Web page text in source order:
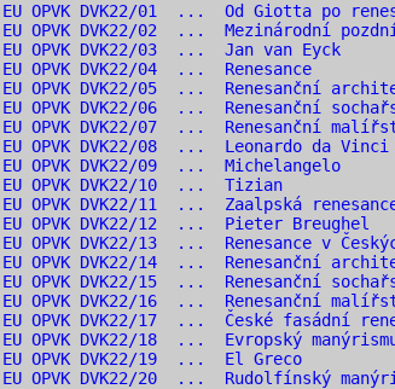
EU OPVK DVK22/01 ... Od Giotta po
EU OPVK DVK22/02 ... Mezinárodní
EU OPVK DVK22/03 ... Jan van Eyck
EU OPVK DVK22/04 ... Renesance
EU OPVK DVK22/05 ... Renesanční
EU OPVK DVK22/06 ... Renesanční
EU OPVK DVK22/07 ... Renesanční
EU OPVK DVK22/08 ... Leonardo da Vinci
EU OPVK DVK22/09 ... Michelangelo
EU OPVK DVK22/10 ... Tizian
EU OPVK DVK22/11 ... Zaalpská
EU OPVK DVK22/12 ... Pieter Breughel
EU OPVK DVK22/13 ... Renesance v
EU OPVK DVK22/14 ... Renesanční
EU OPVK DVK22/15 ... Renesanční
EU OPVK DVK22/16 ... Renesanční
EU OPVK DVK22/17 ... České fasádní
EU OPVK DVK22/18 ... Evropský
EU OPVK DVK22/19 ... El Greco
EU OPVK DVK22/20 ... Rudolfínský